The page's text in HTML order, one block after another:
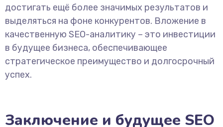
достигать ещё более значимых результатов и
выделяться на фоне конкурентов. Вложение в
качественную SEO-аналитику – это инвестиции
в будущее бизнеса, обеспечивающее
стратегическое преимущество и долгосрочный
успех.
Заключение и будущее SEO